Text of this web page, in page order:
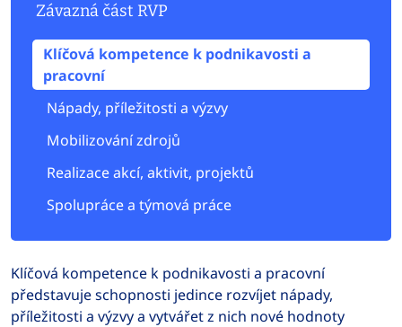
Závazná část RVP
Klíčová kompetence k podnikavosti a
pracovní
Nápady, příležitosti a výzvy
Mobilizování zdrojů
Realizace akcí, aktivit, projektů
Spolupráce a týmová práce
Klíčová kompetence k podnikavosti a pracovní
představuje schopnosti jedince rozvíjet nápady,
příležitosti a výzvy a vytvářet z nich nové hodnoty